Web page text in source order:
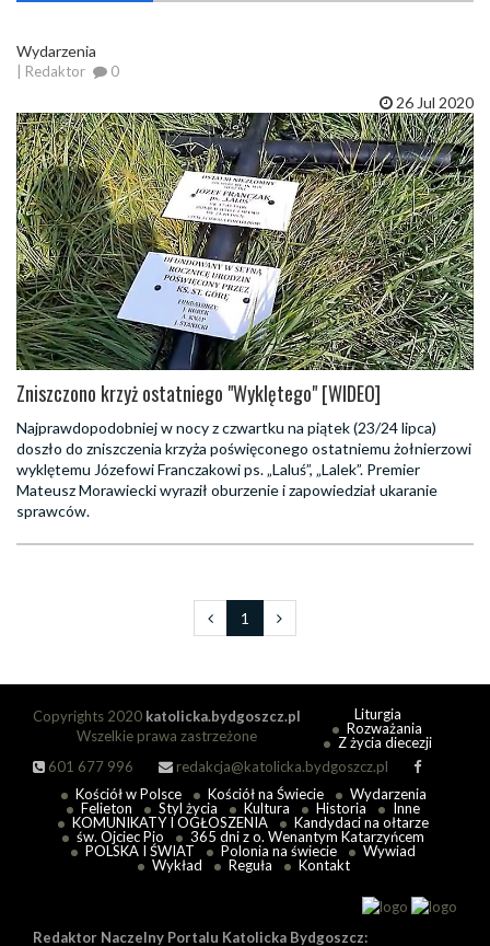
Wydarzenia
| Redaktor 0
26 Jul 2020
Zniszczono krzyż ostatniego "Wyklętego" [WIDEO]
Najprawdopodobniej w nocy z czwartku na piątek (23/24 lipca)
doszło do zniszczenia krzyża poświęconego ostatniemu żołnierzowi
wyklętemu Józefowi Franczakowi ps. „Laluś”, „Lalek”. Premier
Mateusz Morawiecki wyraził oburzenie i zapowiedział ukaranie
sprawców.
1
Copyrights 2020 katolicka.bydgoszcz.pl
Wszelkie prawa zastrzeżone
601 677 996
redakcja@katolicka.bydgoszcz.pl
Liturgia
Rozważania
Z życia diecezji
Kościół w Polsce Kościół na Świecie
Wydarzenia
Felieton
Styl życia Kultura Historia
Inne
KOMUNIKATY I OGŁOSZENIA
Kandydaci na ołtarze
św. Ojciec Pio
365 dni z o. Wenantym Katarzyńcem
POLSKA I ŚWIAT
Polonia na świecie
Wywiad
Wykład
Reguła Kontakt
Redaktor Naczelny Portalu Katolicka Bydgoszcz: